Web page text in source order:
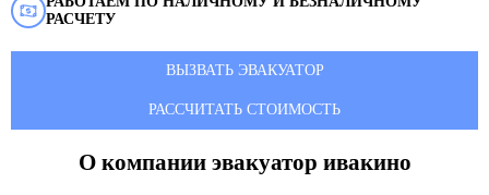
РАСЧЕТУ
ВЫЗВАТЬ ЭВАКУАТОР
РАССЧИТАТЬ СТОИМОСТЬ
О компании эвакуатор ивакино